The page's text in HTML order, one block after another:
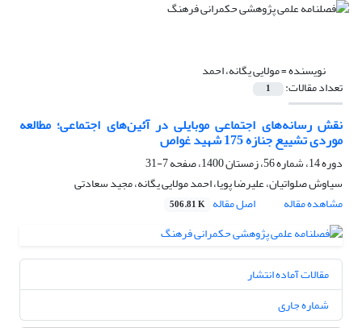
نویسنده =مولایی یگانه، احمد
تعداد مقالات: 1
نقش رسانه‌های اجتماعی موبایلی در آئین‌های اجتماعی؛ مطالعه
موردی تشییع جنازه 175 شهید غواص
دوره 14، شماره 56، زمستان 1400، صفحه
7-31
سیاوش صلواتیان، علیرضا پویا، احمد مولایی یگانه، مجید سعادتی
مشاهده مقاله
اصل مقاله 506.81 K
مقالات آماده انتشار
شماره جاری